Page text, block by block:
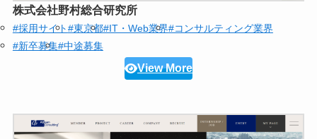
株式会社野村総合研究所
#採用サイト#東京都#IT・Web業界#コンサルティング業界
#新卒募集#中途募集
View More